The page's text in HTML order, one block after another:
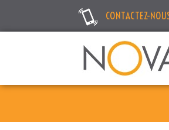
CONTACTEZ-